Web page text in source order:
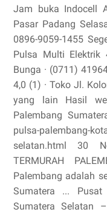
Jam buka Indocell
Pasar Padang
0896-9059-1455
Pulsa Multi Elektrik
Bunga · (0711)
4,0 (1) · Toko Jl.
yang lain Hasil
Palembang
pulsa-palembang-
selatan.html 30
TERMURAH
Palembang adalah
Sumatera ... Pusat
Sumatera Selatan